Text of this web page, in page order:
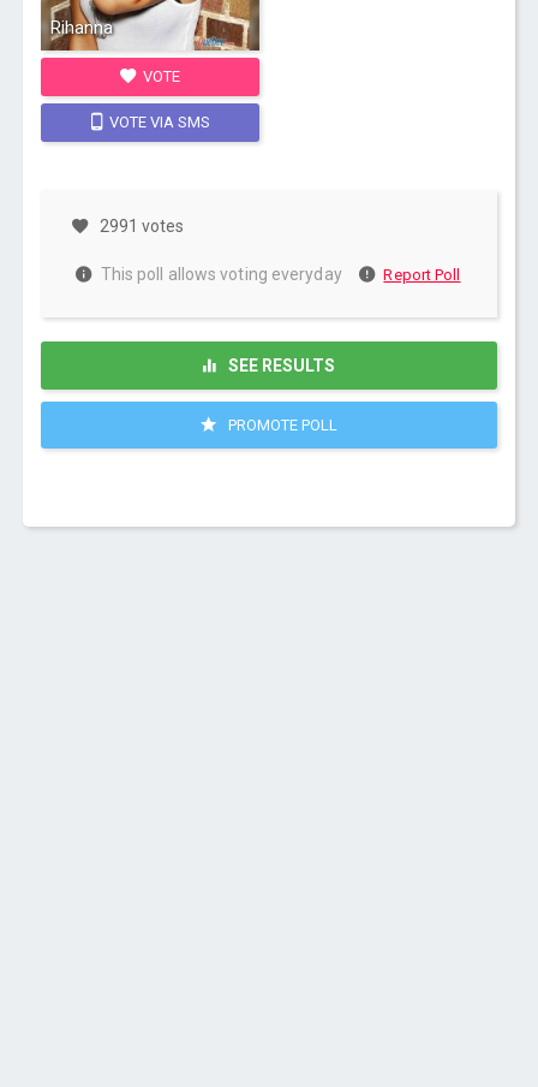
Rihanna
VOTE
VOTE VIA SMS
2991 votes
This poll allows voting everyday Report Poll
SEE RESULTS
PROMOTE POLL